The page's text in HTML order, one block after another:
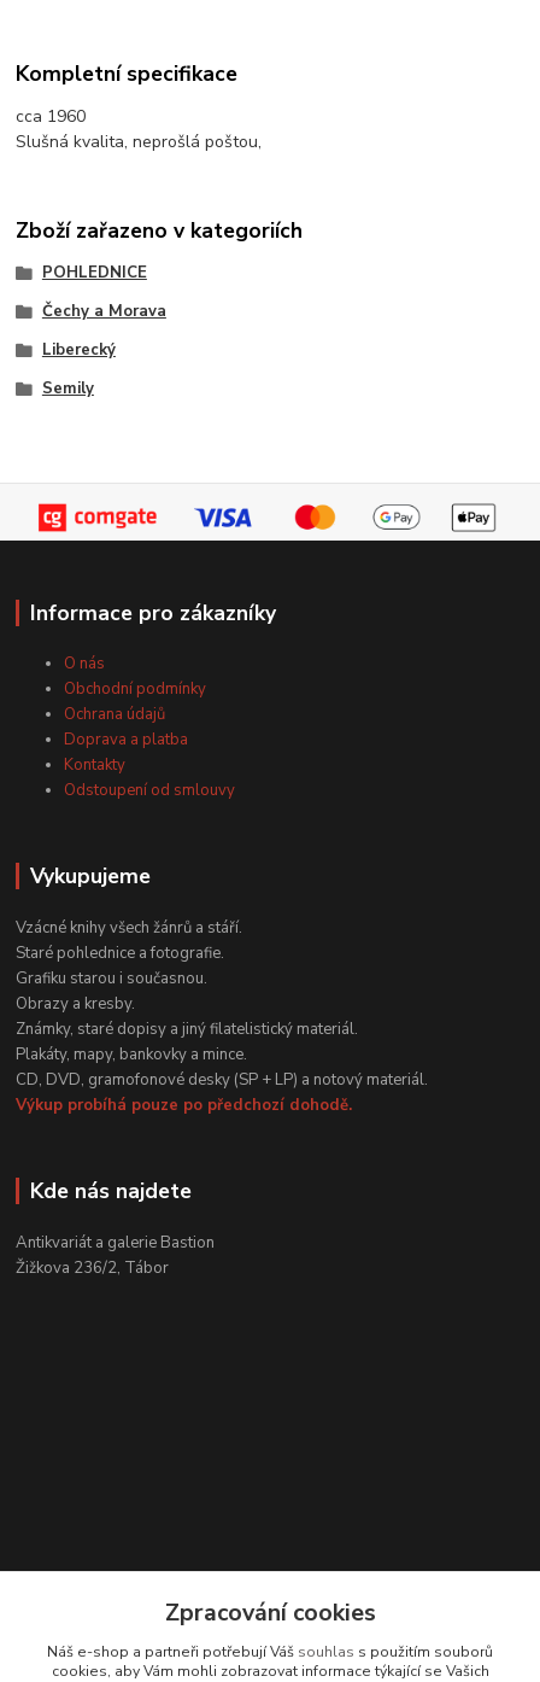
Kompletní specifikace
cca 1960
Slušná kvalita, neprošlá poštou,
Zboží zařazeno v kategoriích
POHLEDNICE
Čechy a Morava
Liberecký
Semily
Informace pro zákazníky
O nás
Obchodní podmínky
Ochrana údajů
Doprava a platba
Kontakty
Odstoupení od smlouvy
Vykupujeme
Vzácné knihy všech žánrů a stáří.
Staré pohlednice a fotografie.
Grafiku starou i současnou.
Obrazy a kresby.
Známky, staré dopisy a jiný filatelistický materiál.
Plakáty, mapy, bankovky a mince.
CD, DVD, gramofonové desky (SP + LP) a notový materiál.
Výkup probíhá pouze po předchozí dohodě.
Kde nás najdete
Antikvariát a galerie Bastion
Žižkova 236/2, Tábor
Zákaznická podpora
Zpracování cookies
Náš e-shop a partneři potřebují Váš souhlas s použitím souborů
cookies, aby Vám mohli zobrazovat informace týkající se Vašich